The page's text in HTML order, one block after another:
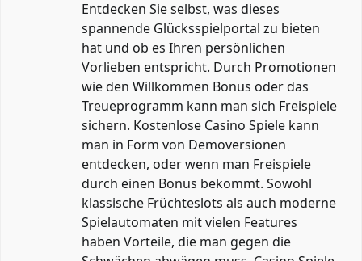
Entdecken Sie selbst, was dieses
spannende Glücksspielportal zu bieten
hat und ob es Ihren persönlichen
Vorlieben entspricht. Durch Promotionen
wie den Willkommen Bonus oder das
Treueprogramm kann man sich Freispiele
sichern. Kostenlose Casino Spiele kann
man in Form von Demoversionen
entdecken, oder wenn man Freispiele
durch einen Bonus bekommt. Sowohl
klassische Früchteslots als auch moderne
Spielautomaten mit vielen Features
haben Vorteile, die man gegen die